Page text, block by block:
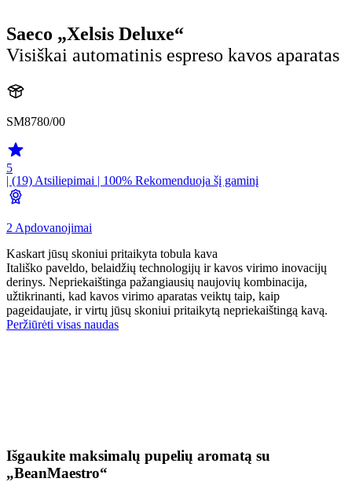
Saeco „Xelsis Deluxe“
Visiškai automatinis espreso kavos aparatas
SM8780/00
5
| (19) Atsiliepimai | 100% Rekomenduoja šį gaminį
2 Apdovanojimai
Kaskart jūsų skoniui pritaikyta tobula kava
Itališko paveldo, belaidžių technologijų ir kavos virimo inovacijų
derinys. Nepriekaištinga pažangiausių naujovių kombinacija,
užtikrinanti, kad kavos virimo aparatas veiktų taip, kaip
pageidaujate, ir virtų jūsų skoniui pritaikytą nepriekaištingą kavą.
Peržiūrėti visas naudas
Išgaukite maksimalų pupelių aromatą su
„BeanMaestro“